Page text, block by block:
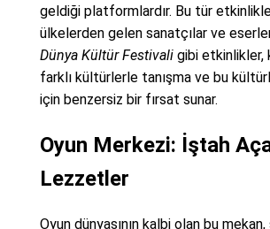
geldiği platformlardır. Bu tür
ülkelerden gelen sanatçılar ve
Dünya Kültür Festivaligibi etkinlikler,
farklı kültürlerle tanışma ve bu
için benzersiz bir fırsat sunar.
Oyun Merkezi: İştah
Lezzetler
Oyun dünyasının kalbi olan bu